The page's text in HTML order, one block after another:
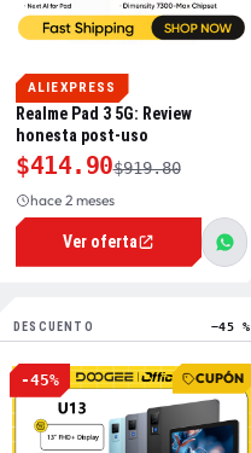
ALIEXPRESS
Realme Pad 3 5G: Review
honesta post-uso
$414.90$919.80
hace 2 meses
Ver oferta
DESCUENTO −45 %
-45% CUPÓN